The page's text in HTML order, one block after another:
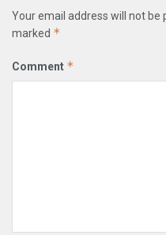
Your email address will not be
marked *
Comment *